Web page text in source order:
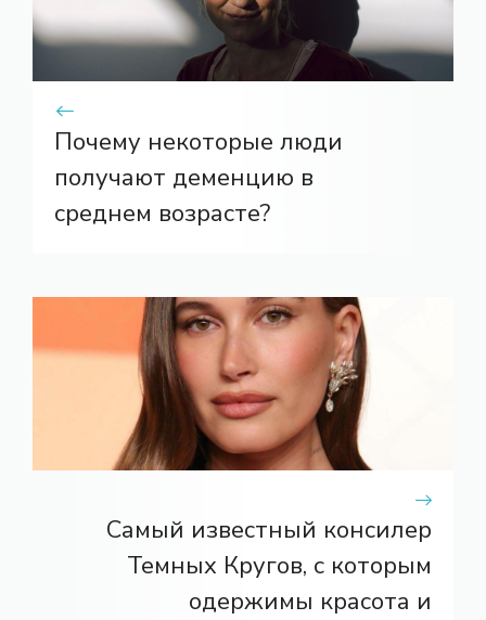
Почему некоторые люди
получают деменцию в
среднем возрасте?
Самый известный консилер
Темных Кругов, с которым
одержимы красота и